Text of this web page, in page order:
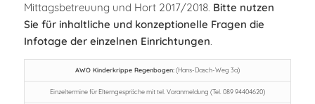
Mittagsbetreuung und Hort 2017/2018. Bitte nutzen
Sie für inhaltliche und konzeptionelle Fragen die
Infotage der einzelnen Einrichtungen.
AWO Kinderkrippe Regenbogen:(Hans-Dasch-Weg 3a)
Einzeltermine für Elterngespräche mit tel. Voranmeldung (Tel. 089 94404620)